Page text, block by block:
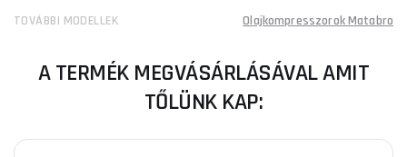
TOVÁBBI MODELLEK Olajkompresszorok Matabro
A TERMÉK MEGVÁSÁRLÁSÁVAL AMIT
TŐLÜNK KAP: